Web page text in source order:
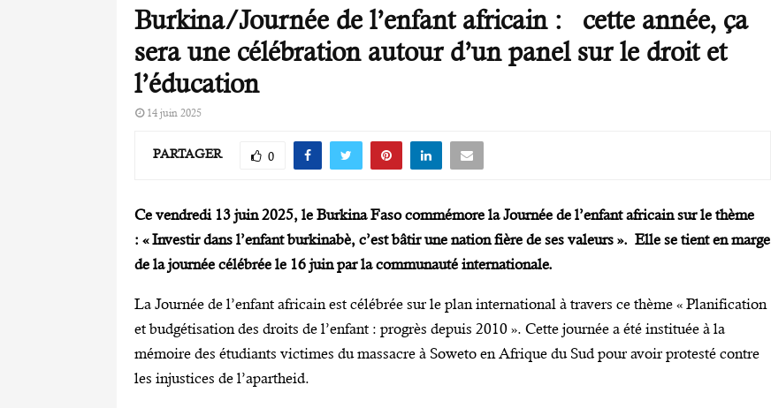
Burkina/Journée de l’enfant africain : cette année, ça
sera une célébration autour d’un panel sur le droit et
l’éducation
14 juin 2025
PARTAGER 0
Ce vendredi 13 juin 2025, le Burkina Faso commémore la Journée de l’enfant africain sur le thème
: « Investir dans l’enfant burkinabè, c’est bâtir une nation fière de ses valeurs ». Elle se tient en marge
de la journée célébrée le 16 juin par la communauté internationale.
La Journée de l’enfant africain est célébrée sur le plan international à travers ce thème « Planification
et budgétisation des droits de l’enfant : progrès depuis 2010 ». Cette journée a été instituée à la
mémoire des étudiants victimes du massacre à Soweto en Afrique du Sud pour avoir protesté contre
les injustices de l’apartheid.